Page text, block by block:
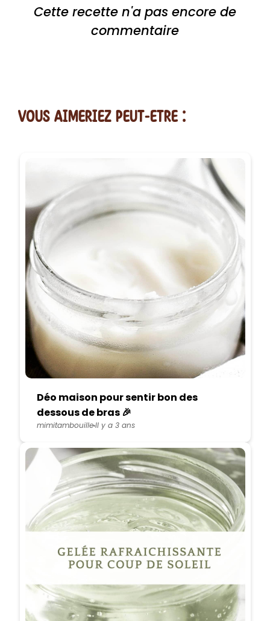
Cette recette n'a pas encore de
commentaire
vous AIMERiEZ PEUT-ETRE :
Déo maison pour sentir bon des
dessous de bras 🎉
mimitambouilleIl y a 3 ans